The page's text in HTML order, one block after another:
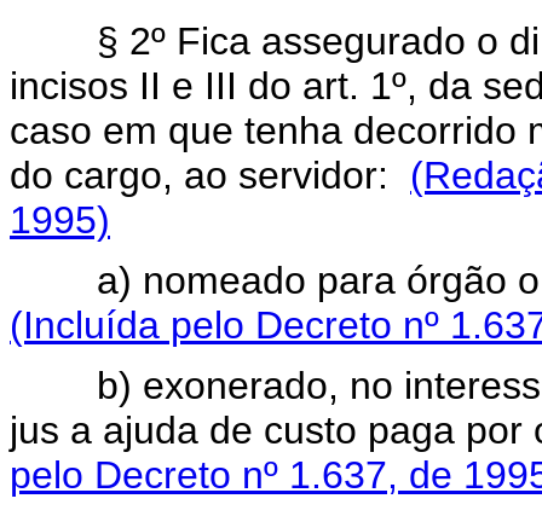
§ 2º Fica assegurado o
incisos II e III do art. 1º, da
caso em que tenha decorrido
do cargo, ao servidor:
1995)
a) nomeado para órgão
(Incluída pelo Decreto nº
b) exonerado, no
jus a ajuda de custo paga
pelo Decreto nº 1.637, de